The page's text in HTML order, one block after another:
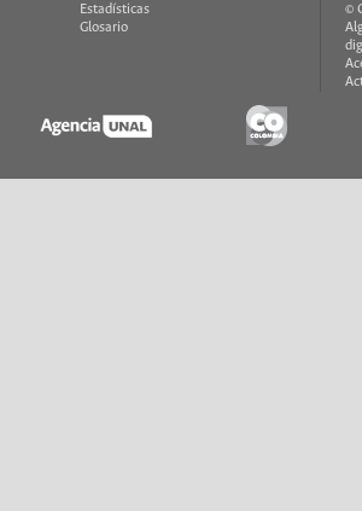
Estadísticas
Glosario
©